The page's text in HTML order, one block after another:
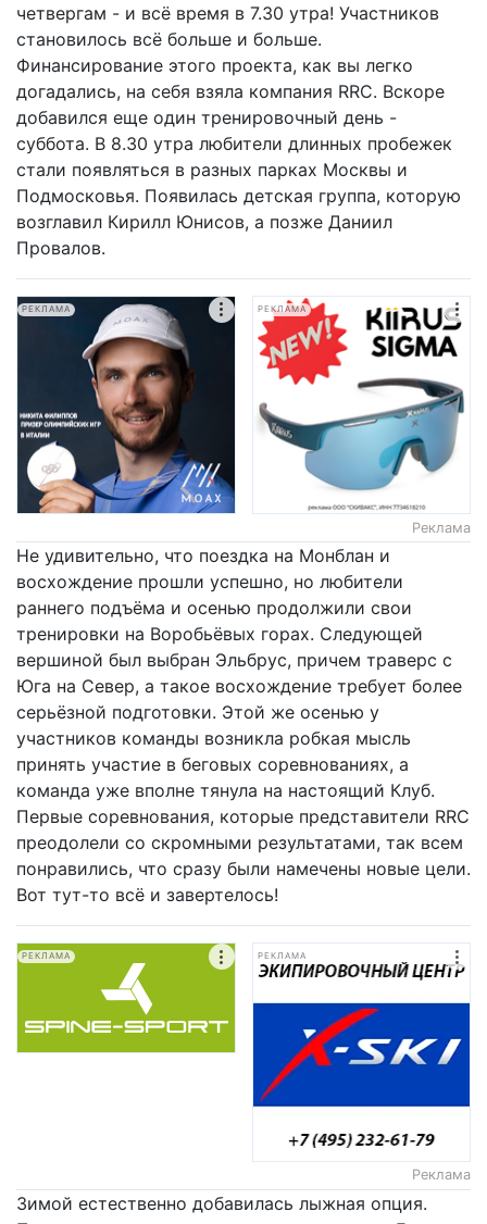
четвергам - и всё время в 7.30 утра! Участников
становилось всё больше и больше.
Финансирование этого проекта, как вы легко
догадались, на себя взяла компания RRC. Вскоре
добавился еще один тренировочный день -
суббота. В 8.30 утра любители длинных пробежек
стали появляться в разных парках Москвы и
Подмосковья. Появилась детская группа, которую
возглавил Кирилл Юнисов, а позже Даниил
Провалов.
РЕКЛАМА РЕКЛАМА
Реклама
Не удивительно, что поездка на Монблан и
восхождение прошли успешно, но любители
раннего подъёма и осенью продолжили свои
тренировки на Воробьёвых горах. Следующей
вершиной был выбран Эльбрус, причем траверс с
Юга на Север, а такое восхождение требует более
серьёзной подготовки. Этой же осенью у
участников команды возникла робкая мысль
принять участие в беговых соревнованиях, а
команда уже вполне тянула на настоящий Клуб.
Первые соревнования, которые представители RRC
преодолели со скромными результатами, так всем
понравились, что сразу были намечены новые цели.
Вот тут-то всё и завертелось!
РЕКЛАМА РЕКЛАМА
Реклама
Зимой естественно добавилась лыжная опция.